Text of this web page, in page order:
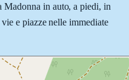
Madonna in auto, a piedi, in
e piazze nelle immediate